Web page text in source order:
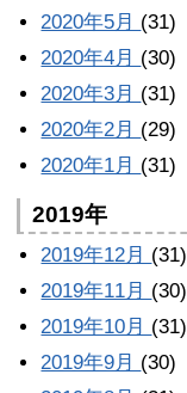
2020年5月 (31)
2020年4月 (30)
2020年3月 (31)
2020年2月 (29)
2020年1月 (31)
2019年
2019年12月 (31)
2019年11月 (30)
2019年10月 (31)
2019年9月 (30)